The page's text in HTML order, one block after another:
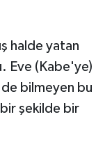
halde yatan
Eve (Kabe'ye)
de bilmeyen bu
şekilde bir